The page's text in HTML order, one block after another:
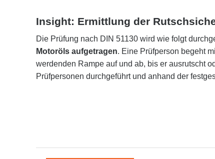
Insight: Ermittlung der
Die Prüfung nach DIN 51130 wird wie folgt
Motoröls aufgetragen. Eine Prüfperson begeht
werdenden Rampe auf und ab, bis er ausrutscht
Prüfpersonen durchgeführt und anhand der